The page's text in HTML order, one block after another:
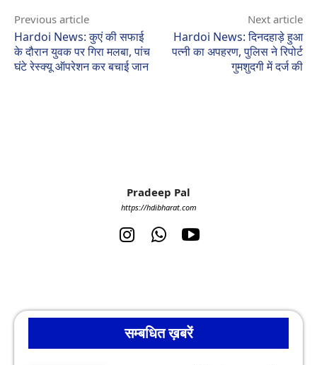
Previous article
Hardoi News: कुएं की सफाई
के दौरान युवक पर गिरा मलबा, पांच
घंटे रेस्क्यू ऑपरेशन कर बचाई जान
Next article
Hardoi News: दिनदहाड़े हुआ
पत्नी का अपहरण, पुलिस ने रिपोर्ट
गुमशुदगी में दर्ज की
Pradeep Pal
https://hdibharat.com
सम्बधित ख़बरें